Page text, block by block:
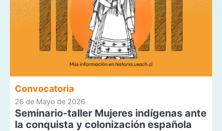
Convocatoria
26 de Mayo de 2026
Seminario-taller Mujeres indígenas ante
la conquista y colonización española